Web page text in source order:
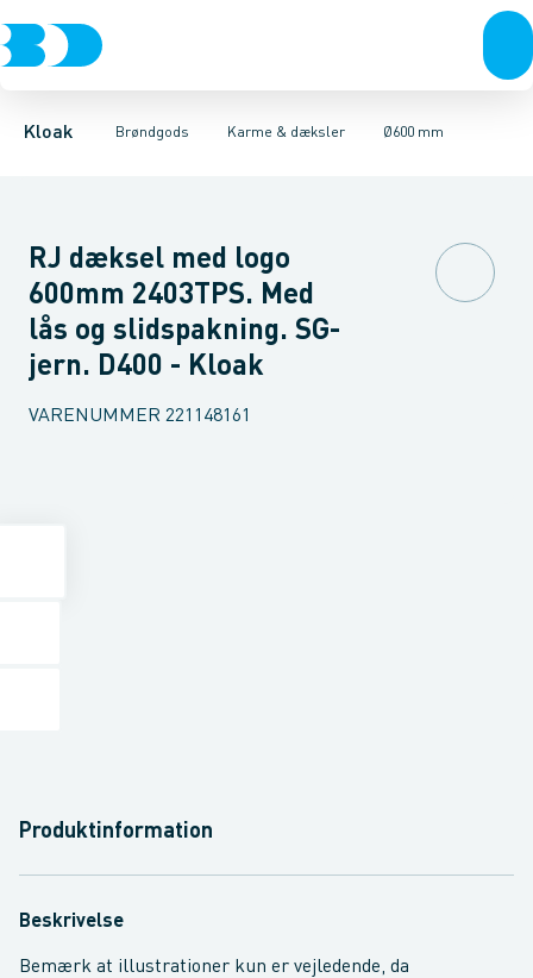
Kloak Brøndgods
Rør & fittingsBrønde BrøndgodsLinjeafvandingTanke,
Karme & dæksler
Kegler, dæksler & topringeKarme & dækslerØ600 mm
Ø280 mm Ø315 mmØ400 mmØ425 mmØ600 mm Ø800 mm
RJ dæksel med logo
600mm 2403TPS. Med
lås og slidspakning. SG-
jern. D400 - Kloak
VARENUMMER 221148161
Produktinformation
Beskrivelse
Bemærk at illustrationer kun er vejledende, da